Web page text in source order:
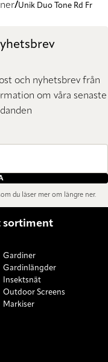
Unik Duo Tone Rd Fr
och nyhetsbrev från
om våra senaste
du läser mer om längre ner.
sortiment
Gardiner
Gardinlängder
Insektsnät
Outdoor Screens
Markiser